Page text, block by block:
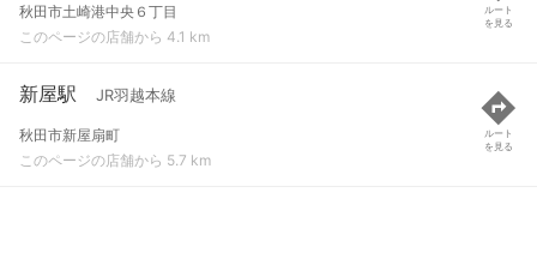
秋田市土崎港中央６丁目
このページの店舗から 4.1 km
ルート
を見る
新屋駅 JR羽越本線
秋田市新屋扇町
このページの店舗から 5.7 km
ルート
を見る